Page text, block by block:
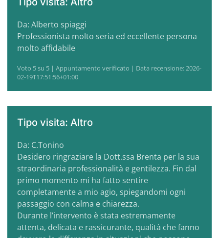
Da: Alberto spiaggi
Professionista molto seria ed eccellente persona
molto affidabile
Voto 5 su 5 | Appuntamento verificato | Data recensione: 2026-
02-19T17:51:56+01:00
Tipo visita: Altro
Da: C.Tonino
Desidero ringraziare la Dott.ssa Brenta per la sua
straordinaria professionalità e gentilezza. Fin dal
primo momento mi ha fatto sentire
completamente a mio agio, spiegandomi ogni
passaggio con calma e chiarezza.
Durante l’intervento è stata estremamente
attenta, delicata e rassicurante, qualità che fanno